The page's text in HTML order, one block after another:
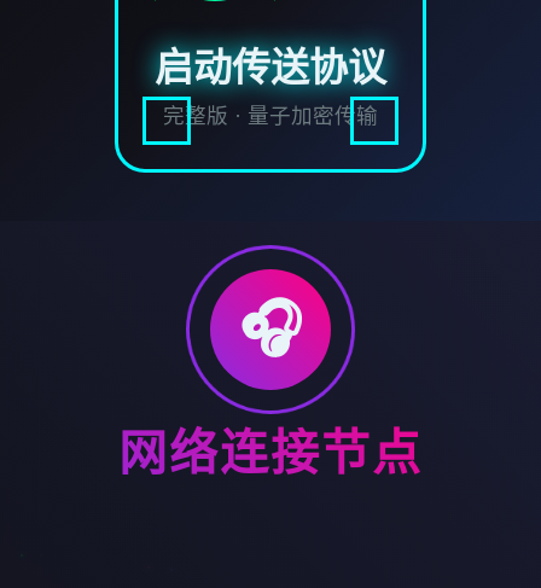
启动传送协议
完整版 · 量子加密传输
🎧
网络连接节点